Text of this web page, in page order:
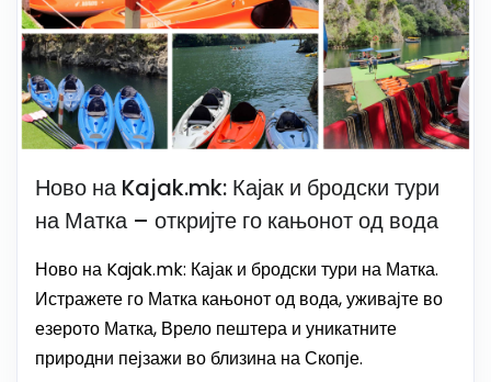
Ново на Kajak.mk: Кајак и бродски тури
на Матка – откријте го кањонот од вода
Ново на Kajak.mk: Кајак и бродски тури на Матка.
Истражете го Матка кањонот од вода, уживајте во
езерото Матка, Врело пештера и уникатните
природни пејзажи во близина на Скопје.